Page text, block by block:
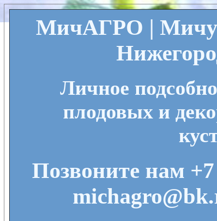
МичАГРО |
Личное
плодовых и
Позвоните нам